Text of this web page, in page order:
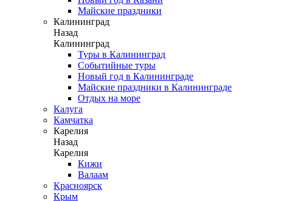
Майские праздники
Калининград
Назад
Калининград
Туры в Калининград
Событийные туры
Новый год в Калининграде
Майские праздники в Калининграде
Отдых на море
Калуга
Камчатка
Карелия
Назад
Карелия
Кижи
Валаам
Красноярск
Крым